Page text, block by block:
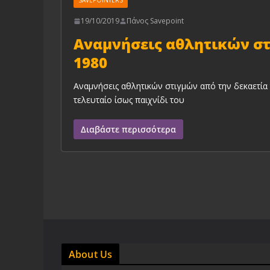
19/10/2019 Πάνος Savepoint
Αναμνήσεις αθλητικών
1980
Αναμνήσεις αθλητικών στιγμών από την
τελευταίο ίσως παιχνίδι του
Διαβάστε περισσότερα
About Us